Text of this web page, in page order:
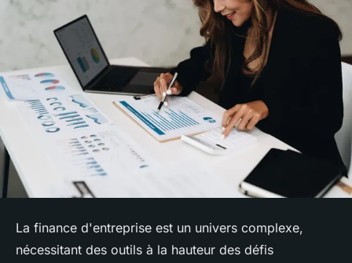
La finance d'entreprise est un univers complexe,
nécessitant des outils à la hauteur des défis